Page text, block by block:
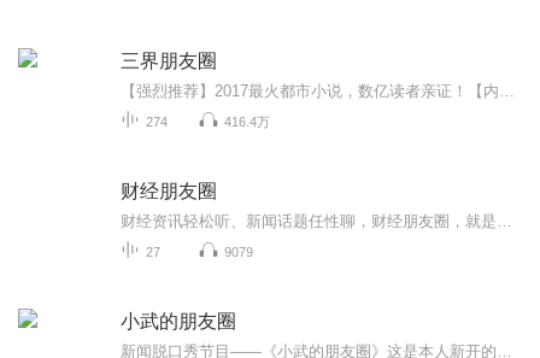
三界朋友圈
274 416.4万
财经朋友圈
27 9079
小武的朋友圈